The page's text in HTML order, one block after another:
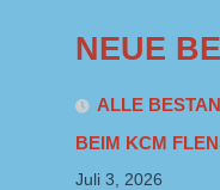
NEUE
ALLE
BEIM KCM
Juli 3, 2026